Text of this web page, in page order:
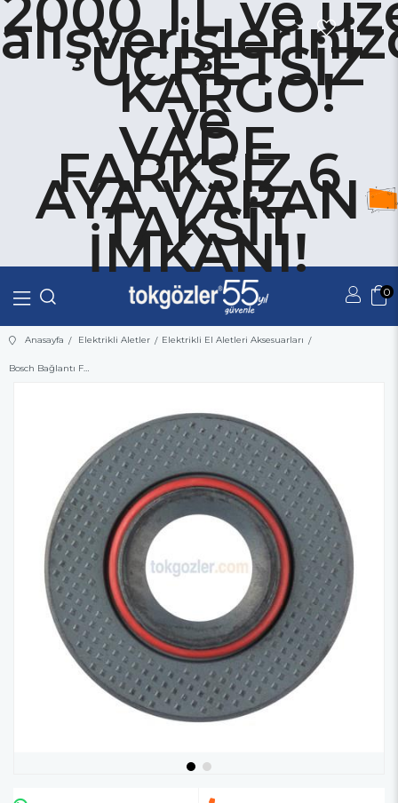
ÜCRETSİZ
KARGO!
ve
VADE
FARKSIZ 6
AYA VARAN
TAKSİT
İMKANI!
0
Üye Girişi Üye Ol
Anasayfa Elektrikli Aletler Elektrikli El Aletleri Aksesuarları
Bosch Bağlantı Flanşı M14 Diş İçin